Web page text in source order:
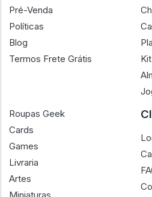
Pré-Venda
Políticas
Blog
Termos Frete Grátis
Roupas Geek
Cards
Games
Livraria
Artes
Miniaturas